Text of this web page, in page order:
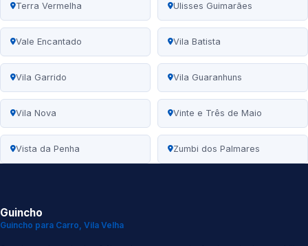
Terra Vermelha Ulisses Guimarães
Vale Encantado Vila Batista
Vila Garrido Vila Guaranhuns
Vila Nova Vinte e Três de Maio
Vista da Penha Zumbi dos Palmares
Guincho
Guincho para Carro, Vila Velha